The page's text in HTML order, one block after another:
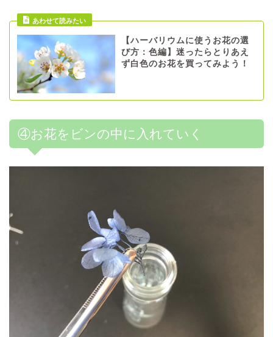
あわせて読みたい
【ハーバリウムに使うお花の選
び方：色編】迷ったらとりあえ
ず白色のお花を買ってみよう！
④お花をビンの中に入れていく